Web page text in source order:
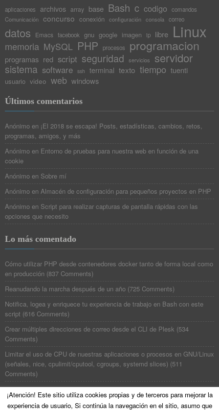
aplicaciones archivos array base Bash c codigo
comandos
Comunicación concurso conexión configuración consola correo
datos Emacs facebook gnu google imagen ip libre Linux
memoria MySQL PHP procesos programacion
programas red script seguridad servicios servidor
sistema software ssh terminal texto tiempo tuenti
usuario video web windows
Últimos comentarios
Anónimo en ¡El 2018 se escapa! Posts, estadísticas, cambios, retos,
programas, amigos, y más
Anónimo en Entorno de pruebas para nuestra web en función de una
cookie
Anónimo en Sobre mí
Anónimo en Almacén de configuración para pequeños proyectos en PHP
Anónimo en Script para realizar capturas de pantalla rápidas con las
opciones que necesito
Lo más comentado
Cómo utilizar PHP desde contenedores docker tanto de forma local como
en producción (837 Comments)
Reanudando la marcha después de un año (725 Comments)
Notifica, logea y enriquece tu experiencia de trabajo en Bash con este
script (616 Comments)
Crear múltiples direcciones de correo desde el CLI de Plesk (534
Comments)
Limitar el uso de CPU de nuestras aplicaciones o procesos en GNU/Linux
(señales, nice, cpulimit/cputool, cgroups, systemd slices) (511
Comments)
¡Atención! Este sitio utiliza cookies propias y de terceros para mejorar la
experiencia de usuario, Si continúa la navegación en el sitio, asumo que